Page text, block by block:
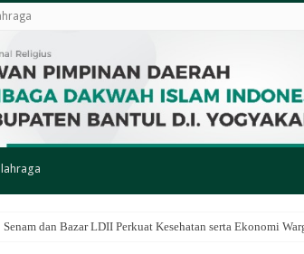
dan Bazar LDII Perkuat Kesehatan serta Ekonomi